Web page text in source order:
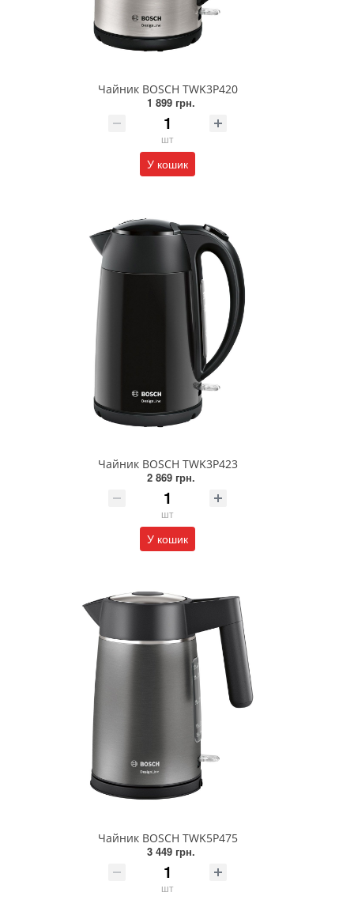
Чайник BOSCH TWK3P420
1 899 грн.
шт
У кошик
Чайник BOSCH TWK3P423
2 869 грн.
шт
У кошик
Чайник BOSCH TWK5P475
3 449 грн.
шт